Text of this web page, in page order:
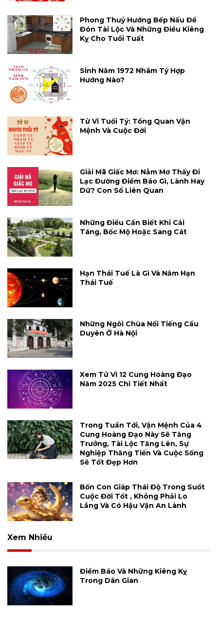
Phong Thuỷ Hướng Bếp Nấu Để
Đón Tài Lộc Và Những Điều Kiêng
Kỵ Cho Tuổi Tuất
Sinh Năm 1972 Nhâm Tý Hợp
Hướng Nào?
Tử Vi Tuổi Tý: Tổng Quan Vận
Mệnh Và Cuộc Đời
Giải Mã Giấc Mơ: Nằm Mơ Thấy Đi
Lạc Đường Điềm Báo Gì, Lành Hay
Dữ? Con Số Liên Quan
Những Điều Cần Biết Khi Cải
Táng, Bốc Mộ Hoặc Sang Cát
Hạn Thái Tuế Là Gì Và Năm Hạn
Thái Tuế
Những Ngôi Chùa Nổi Tiếng Cầu
Duyên Ở Hà Nội
Xem Tử Vi 12 Cung Hoàng Đạo
Năm 2025 Chi Tiết Nhất
Trong Tuần Tới, Vận Mệnh Của 4
Cung Hoàng Đạo Này Sẽ Tăng
Trưởng, Tài Lộc Tăng Lên, Sự
Nghiệp Thăng Tiến Và Cuộc Sống
Sẽ Tốt Đẹp Hơn
Bốn Con Giáp Thái Độ Trong Suốt
Cuộc Đời Tốt , Không Phải Lo
Lắng Và Có Hậu Vận An Lành
Xem Nhiều
Điềm Báo Và Những Kiêng Kỵ
Trong Dân Gian